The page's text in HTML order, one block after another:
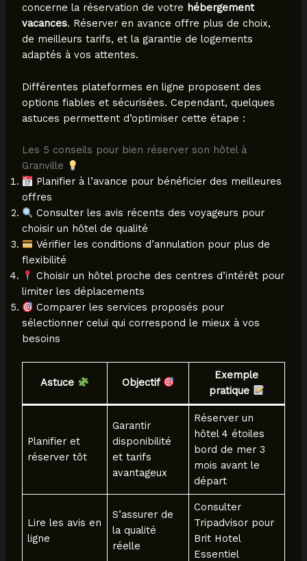
concerne la réservation de votre hébergement
vacances. Réserver en avance offre plus de choix,
de meilleurs tarifs, et la garantie de logements
adaptés à vos attentes.
Différentes plateformes en ligne proposent des
options fiables et sécurisées. Cependant, quelques
astuces permettent d’optimiser cette étape :
Les 5 conseils pour bien réserver son hôtel à
Granville
Planifier à l’avance pour bénéficier des meilleures
offres
Consulter les avis récents des voyageurs pour
choisir un hôtel de qualité
Vérifier les conditions d’annulation pour plus de
flexibilité
Choisir un hôtel proche des centres d’intérêt pour
limiter les déplacements
Comparer les services proposés pour
sélectionner celui qui correspond le mieux à vos
besoins
Astuce Objectif
Exemple
pratique
Planifier et
réserver tôt
Garantir
disponibilité
et tarifs
avantageux
Réserver un
hôtel 4 étoiles
bord de mer 3
mois avant le
départ
Lire les avis en
ligne
S’assurer de
la qualité
réelle
Consulter
Tripadvisor pour
Brit Hotel
Essentiel